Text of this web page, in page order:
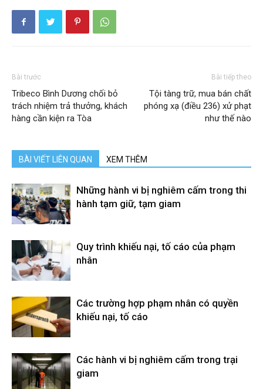
Bài trước
Tribeco Bình Dương chối bỏ
trách nhiệm trả thưởng, khách
hàng cần kiện ra Tòa
Bài tiếp theo
Tội tàng trữ, mua bán chất
phóng xạ (điều 236) xử phạt
như thế nào
BÀI VIẾT LIÊN QUAN XEM THÊM
Những hành vi bị nghiêm cấm trong thi
hành tạm giữ, tạm giam
Quy trình khiếu nại, tố cáo của phạm
nhân
Các trường hợp phạm nhân có quyền
khiếu nại, tố cáo
Các hành vi bị nghiêm cấm trong trại
giam